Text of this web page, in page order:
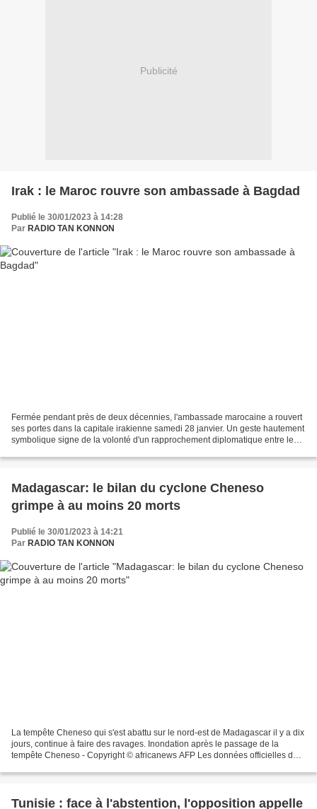
Publicité
Irak : le Maroc rouvre son ambassade à Bagdad
Publié le 30/01/2023 à 14:28
Par RADIO TAN KONNON
Fermée pendant près de deux décennies, l'ambassade marocaine a rouvert
ses portes dans la capitale irakienne samedi 28 janvier. Un geste hautement
symbolique signe de la volonté d'un rapprochement diplomatique entre les
Madagascar: le bilan du cyclone Cheneso
grimpe à au moins 20 morts
Publié le 30/01/2023 à 14:21
Par RADIO TAN KONNON
La tempête Cheneso qui s'est abattu sur le nord-est de Madagascar il y a dix
jours, continue à faire des ravages. Inondation après le passage de la
tempête Cheneso - Copyright © africanews AFP Les données officielles du
Tunisie : face à l'abstention, l'opposition appelle